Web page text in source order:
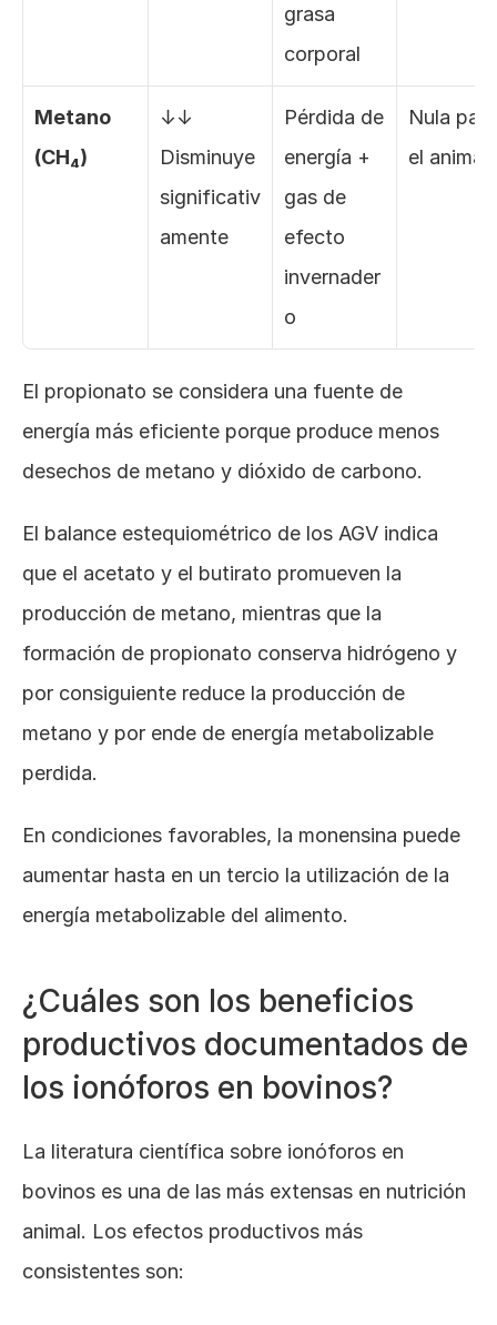
grasa
corporal
Metano
(CH₄)
↓↓
Disminuye
significativ
amente
Pérdida de
energía +
gas de
efecto
invernader
o
Nula para
el animal
El propionato se considera una fuente de
energía más eficiente porque produce menos
desechos de metano y dióxido de carbono.
El balance estequiométrico de los AGV indica
que el acetato y el butirato promueven la
producción de metano, mientras que la
formación de propionato conserva hidrógeno y
por consiguiente reduce la producción de
metano y por ende de energía metabolizable
perdida.
En condiciones favorables, la monensina puede
aumentar hasta en un tercio la utilización de la
energía metabolizable del alimento.
¿Cuáles son los beneficios
productivos documentados de
los ionóforos en bovinos?
La literatura científica sobre ionóforos en
bovinos es una de las más extensas en nutrición
animal. Los efectos productivos más
consistentes son: